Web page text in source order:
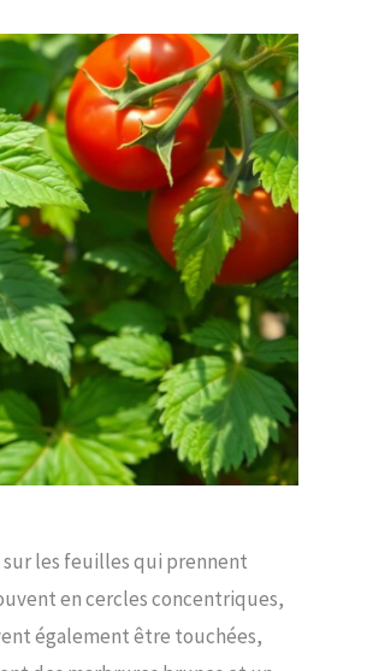
sur les feuilles qui prennent
en cercles concentriques,
également être touchées,